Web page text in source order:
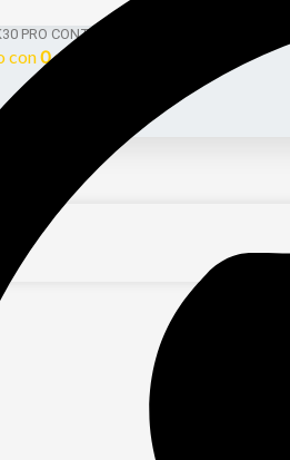
PRO CONTROL DE ASISTENCIA Y
con0de 5